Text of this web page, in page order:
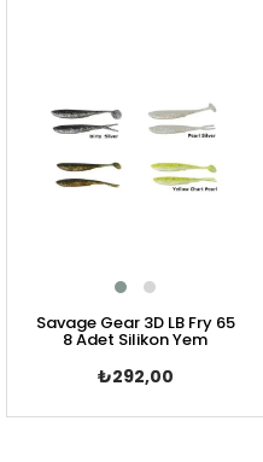
Savage Gear 3D LB Fry 65
8 Adet Silikon Yem
₺292,00